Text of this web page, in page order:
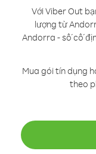
Với Viber Out
lượng từ
Andorra - số cố
Mua gói tín dụng
theo